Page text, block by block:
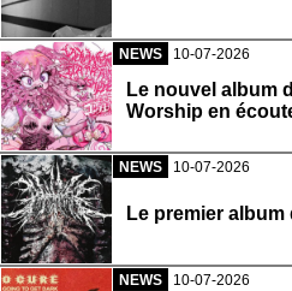
NEWS 10-07-2026
Le nouvel album
Worship en
NEWS 10-07-2026
Le premier
NEWS 10-07-2026